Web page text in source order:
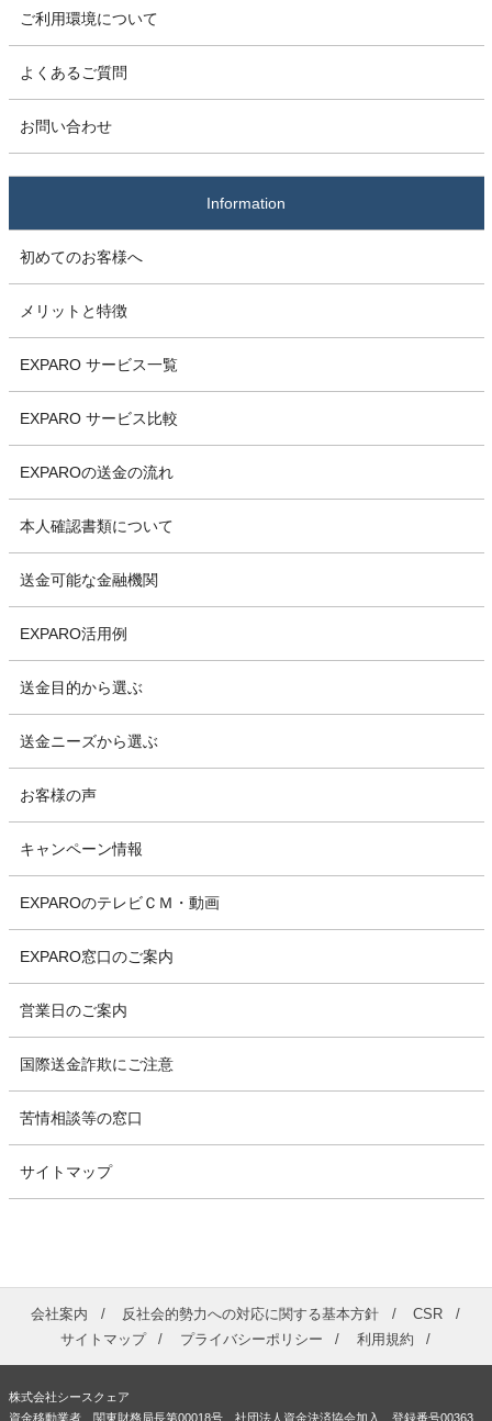
ご利用環境について
よくあるご質問
お問い合わせ
Information
初めてのお客様へ
メリットと特徴
EXPARO サービス一覧
EXPARO サービス比較
EXPAROの送金の流れ
本人確認書類について
送金可能な金融機関
EXPARO活用例
送金目的から選ぶ
送金ニーズから選ぶ
お客様の声
キャンペーン情報
EXPAROのテレビＣＭ・動画
EXPARO窓口のご案内
営業日のご案内
国際送金詐欺にご注意
苦情相談等の窓口
サイトマップ
会社案内 反社会的勢力への対応に関する基本方針
CSR
サイトマップ
プライバシーポリシー 利用規約
株式会社シースクェア
資金移動業者 関東財務局長第00018号 社団法人資金決済協会加入 登録番号00363